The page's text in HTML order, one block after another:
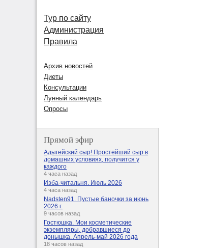
Тур по сайту
Администрация
Правила
Архив новостей
Диеты
Консультации
Лунный календарь
Опросы
Прямой эфир
Адыгейский сыр! Простейший сыр в
домашних условиях, получится у
каждого
4 часа назад
Изба-читальня. Июль 2026
4 часа назад
Nadsten91. Пустые баночки за июнь
2026 г.
9 часов назад
Гостюшка. Мои косметические
экземпляры, добравшиеся до
донышка. Апрель-май 2026 года
18 часов назад